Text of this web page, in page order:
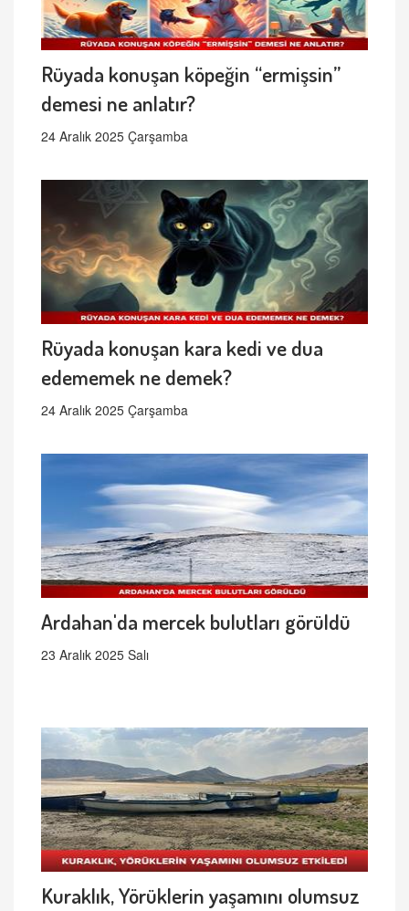
Rüyada konuşan köpeğin “ermişsin”
demesi ne anlatır?
24 Aralık 2025 Çarşamba
Rüyada konuşan kara kedi ve dua
edememek ne demek?
24 Aralık 2025 Çarşamba
Ardahan'da mercek bulutları görüldü
23 Aralık 2025 Salı
Kuraklık, Yörüklerin yaşamını olumsuz